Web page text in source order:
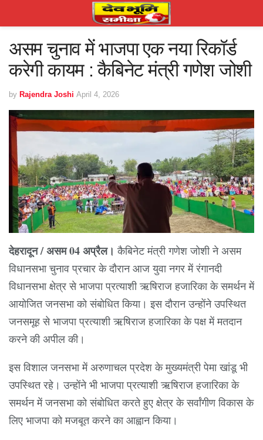
असम चुनाव में भाजपा एक नया रिकॉर्ड
करेगी कायम : कैबिनेट मंत्री गणेश जोशी
by Rajendra Joshi April 4, 2026
देहरादून / असम 04 अप्रैल। कैबिनेट मंत्री गणेश जोशी ने असम
विधानसभा चुनाव प्रचार के दौरान आज युवा नगर में रंगानदी
विधानसभा क्षेत्र से भाजपा प्रत्याशी ऋषिराज हजारिका के समर्थन में
आयोजित जनसभा को संबोधित किया। इस दौरान उन्होंने उपस्थित
जनसमूह से भाजपा प्रत्याशी ऋषिराज हजारिका के पक्ष में मतदान
करने की अपील की।
इस विशाल जनसभा में अरुणाचल प्रदेश के मुख्यमंत्री पेमा खांडू भी
उपस्थित रहे। उन्होंने भी भाजपा प्रत्याशी ऋषिराज हजारिका के
समर्थन में जनसभा को संबोधित करते हुए क्षेत्र के सर्वांगीण विकास के
लिए भाजपा को मजबूत करने का आह्वान किया।